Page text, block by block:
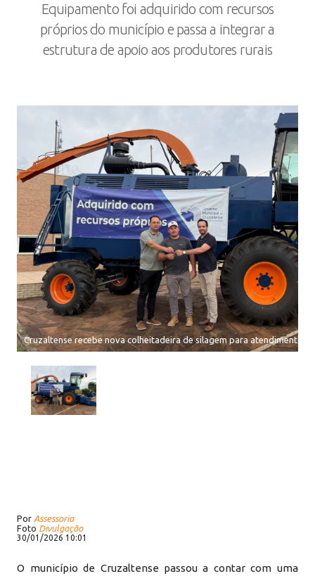
Equipamento foi adquirido com recursos
próprios do município e passa a integrar a
estrutura de apoio aos produtores rurais
Cruzaltense recebe nova colheitadeira de silagem para atendimento à
Por Assessoria
Foto Divulgação
30/01/2026 10:01
O município de Cruzaltense passou a contar com uma